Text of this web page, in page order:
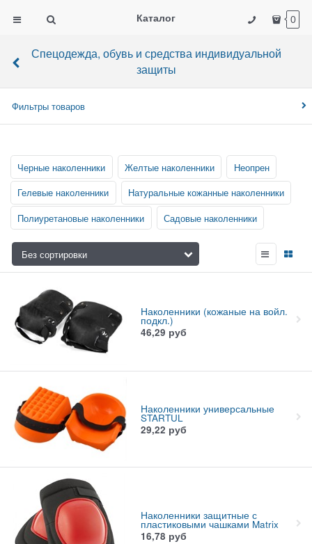
Каталог 0
Спецодежда, обувь и средства индивидуальной
защиты
Фильтры товаров
Черные наколенники Желтые наколенники
Неопрен
Гелевые наколенники
Натуральные кожанные наколенники
Полиуретановые наколенники
Садовые наколенники
Наколенники (кожаные на войл.
подкл.)
46,29 руб
Наколенники универсальные
STARTUL
29,22 руб
Наколенники защитные с
пластиковыми чашками Matrix
16,78 руб